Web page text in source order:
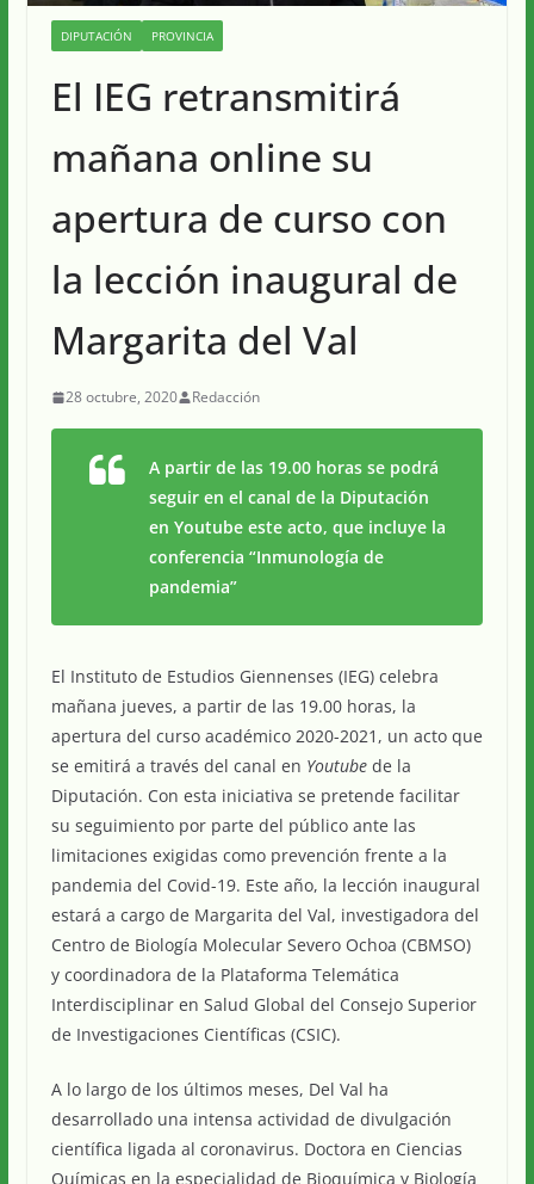
DIPUTACIÓN PROVINCIA
El IEG retransmitirá
mañana online su
apertura de curso con
la lección inaugural de
Margarita del Val
28 octubre, 2020 Redacción
A partir de las 19.00 horas se podrá
seguir en el canal de la Diputación
en Youtube este acto, que incluye la
conferencia “Inmunología de
pandemia”
El Instituto de Estudios Giennenses (IEG) celebra
mañana jueves, a partir de las 19.00 horas, la
apertura del curso académico 2020-2021, un acto que
se emitirá a través del canal en Youtubede la
Diputación. Con esta iniciativa se pretende facilitar
su seguimiento por parte del público ante las
limitaciones exigidas como prevención frente a la
pandemia del Covid-19. Este año, la lección inaugural
estará a cargo de Margarita del Val, investigadora del
Centro de Biología Molecular Severo Ochoa (CBMSO)
y coordinadora de la Plataforma Telemática
Interdisciplinar en Salud Global del Consejo Superior
de Investigaciones Científicas (CSIC).
A lo largo de los últimos meses, Del Val ha
desarrollado una intensa actividad de divulgación
científica ligada al coronavirus. Doctora en Ciencias
Químicas en la especialidad de Bioquímica y Biología